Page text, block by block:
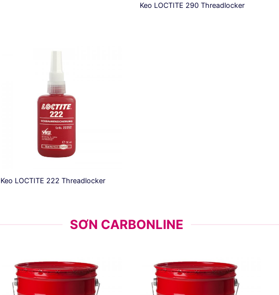
Keo LOCTITE 290 Threadlocker
Keo LOCTITE 222 Threadlocker
SƠN CARBONLINE